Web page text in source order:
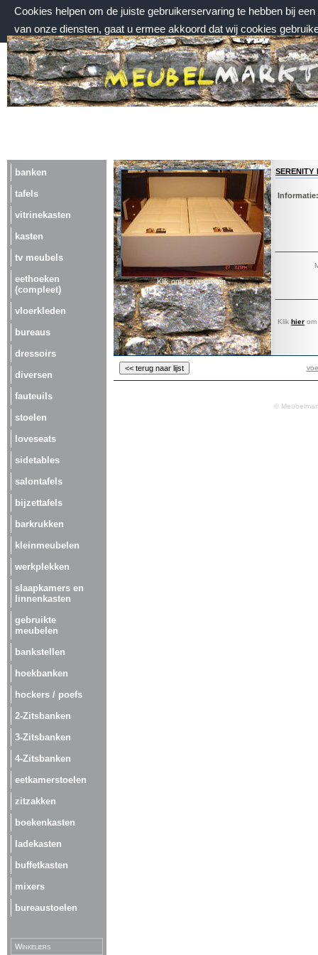
Cookies helpen om de juiste gebruikerservaring te hebben bij
van onze diensten, gaat u ermee akkoord dat wij cookies
vrijdag 7 augustus 2026, 11:15 uur
Welkom bij Meubelmarktplein.nl
banken
tafels
vitrinekasten
kasten
tv meubels
eethoeken
(compleet)
vloerkleden
bureaus
dressoirs
diversen
fauteuils
stoelen
loveseats
sidetables
salontafels
bijzettafels
barkrukken
kleinmeubelen
werkplekken
slaapkamers en
linnenkasten
gebruikte
meubelen
bankstellen
hoekbanken
hockers / poefs
2-Zitsbanken
3-Zitsbanken
4-Zitsbanken
eetkamerstoelen
zitzakken
boekenkasten
ladekasten
buffetkasten
mixers
bureaustoelen
Winkeliers
Klik om te vergroten.
serenity
Informatie:
Klik hier
©